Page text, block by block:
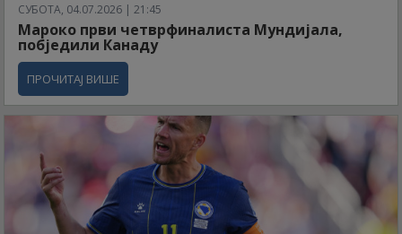
СУБОТА, 04.07.2026 | 21:45
Мароко први четврфиналиста Мундијала,
побједили Канаду
ПРОЧИТАЈ ВИШЕ